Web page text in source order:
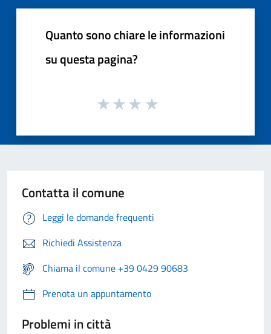
Quanto sono chiare le informazioni
su questa pagina?
Contatta il comune
Leggi le domande frequenti
Richiedi Assistenza
Chiama il comune +39 0429 90683
Prenota un appuntamento
Problemi in città